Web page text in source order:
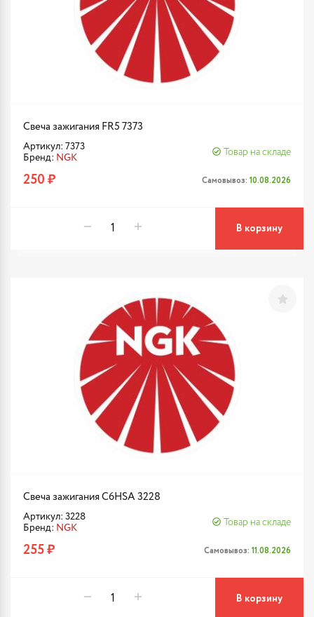
Свеча зажигания FR5 7373
Артикул: 7373
Бренд: NGK
Товар на складе
250 ₽ Самовывоз: 10.08.2026
В корзину
Свеча зажигания C6HSA 3228
Артикул: 3228
Бренд: NGK
Товар на складе
255 ₽ Самовывоз: 11.08.2026
В корзину